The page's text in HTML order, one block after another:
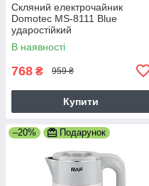
Скляний електрочайник
Domotec MS-8111 Blue
ударостійкий
В наявності
768 ₴ 959 ₴
Купити
–20% Подарунок